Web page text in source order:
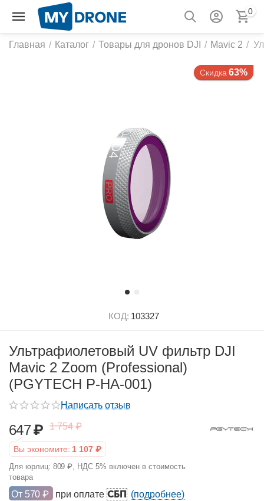
0
Главная / Каталог / Товары для дронов DJI / Mavic 2 /
Скидка 63%
КОД: 103327
Ультрафиолетовый UV фильтр DJI
Mavic 2 Zoom (Professional)
(PGYTECH P-HA-001)
Написать отзыв
647₽ 1 754 ₽
Вы экономите: 1 107 ₽
Для юрлиц: 809 ₽, НДС 5% включен в стоимость
товара
От 570 ₽ при оплатеСБП (подробнее)